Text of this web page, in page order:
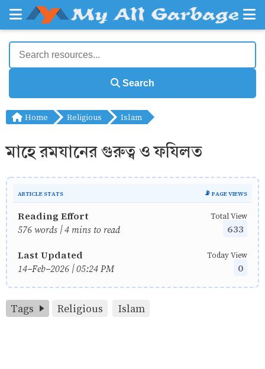
Search
Home Religious Islam
মাহে রমযানের গুরুত্ব ও ফযিলত
ARTICLE STATS 📡 PAGE VIEWS
Reading Effort
576 words | 4 mins to read
Total View
633
Last Updated
14-Feb-2026 | 05:24 PM
Today View
0
Tags Religious Islam